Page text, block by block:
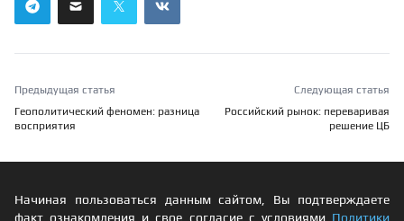
Предыдущая статья
Геополитический феномен: разница
восприятия
Следующая статья
Российский рынок: переваривая
решение ЦБ
Начиная пользоваться данным сайтом, Вы подтверждаете
факт ознакомления и свое согласие с условиями Политики